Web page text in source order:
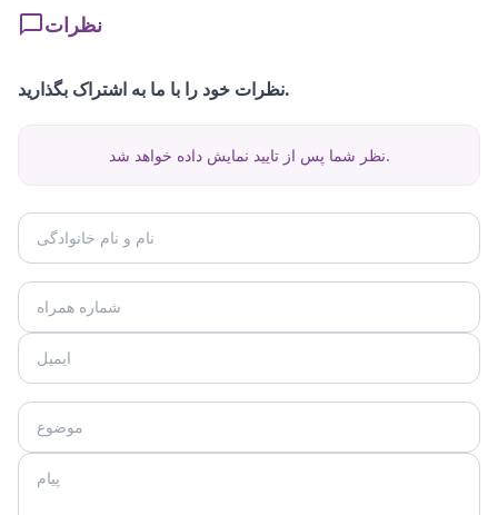
نظرات
نظرات خود را با ما به اشتراک بگذارید.
نظر شما پس از تایید نمایش داده خواهد شد.